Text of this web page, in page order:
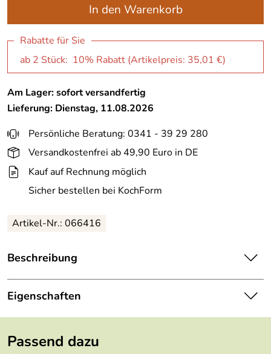
In den Warenkorb
Rabatte für Sie
ab 2 Stück: 10% Rabatt (Artikelpreis: 35,01 €)
Am Lager: sofort versandfertig
Lieferung: Dienstag, 11.08.2026
Persönliche Beratung: 0341 - 39 29 280
Versandkostenfrei ab 49,90 Euro in DE
Kauf auf Rechnung möglich
Sicher bestellen bei KochForm
Artikel-Nr.: 066416
Beschreibung
Wahrer Genuss: Mit dem liebevoll designten Trinkglas aus
der Serie BRUNELLI zeigen Sie Stil. Entdecken Sie mit
Eleganz! Gestalten Sie sich das tägliche Leben ganz nach
Ihren Wünschen und belohnen Sie sich mit dem, was
Ihnen gefällt - mit LEONARDO. Dieses Trinkglas ist
Eigenschaften
Höhe:
Passend dazu